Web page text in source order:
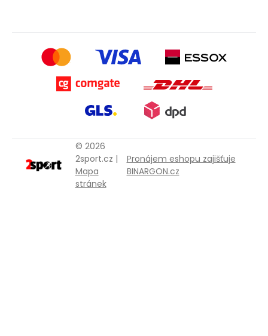
© 2026
2sport.cz |
Mapa
stránek
Pronájem eshopu zajišťuje
BINARGON.cz